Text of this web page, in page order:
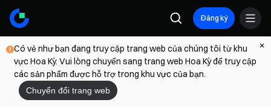
Đăng ký
Có vẻ như bạn đang truy cập trang web của chúng tôi từ khu
vực Hoa Kỳ. Vui lòng chuyển sang trang web Hoa Kỳ để truy cập
các sản phẩm được hỗ trợ trong khu vực của bạn.
Chuyển đổi trang web